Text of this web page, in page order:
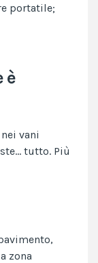
portatile;
è
vani
tutto. Più
zona